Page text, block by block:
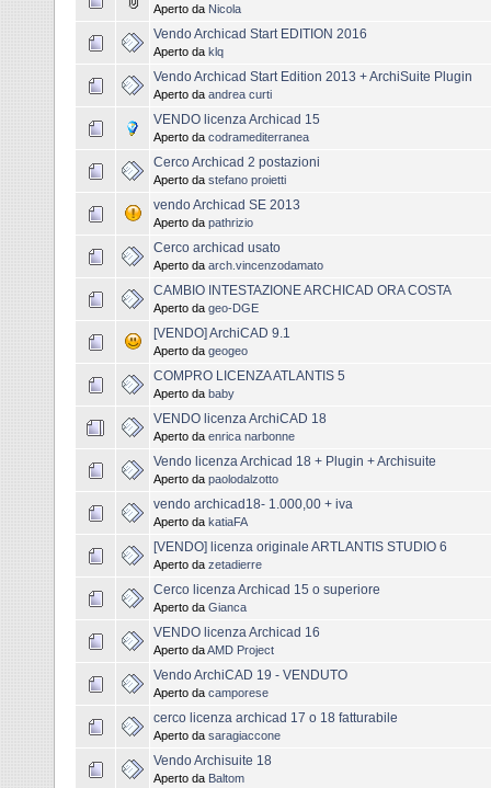
Aperto da Nicola
Vendo Archicad Start EDITION 2016
Aperto da klq
Vendo Archicad Start Edition 2013 + ArchiSuite Plugin
Aperto da andrea curti
VENDO licenza Archicad 15
Aperto da codramediterranea
Cerco Archicad 2 postazioni
Aperto da stefano proietti
vendo Archicad SE 2013
Aperto da pathrizio
Cerco archicad usato
Aperto da arch.vincenzodamato
CAMBIO INTESTAZIONE ARCHICAD ORA COSTA
Aperto da geo-DGE
[VENDO] ArchiCAD 9.1
Aperto da geogeo
COMPRO LICENZA ATLANTIS 5
Aperto da baby
VENDO licenza ArchiCAD 18
Aperto da enrica narbonne
Vendo licenza Archicad 18 + Plugin + Archisuite
Aperto da paolodalzotto
vendo archicad18- 1.000,00 + iva
Aperto da katiaFA
[VENDO] licenza originale ARTLANTIS STUDIO 6
Aperto da zetadierre
Cerco licenza Archicad 15 o superiore
Aperto da Gianca
VENDO licenza Archicad 16
Aperto daAMD Project
Vendo ArchiCAD 19 - VENDUTO
Aperto da camporese
cerco licenza archicad 17 o 18 fatturabile
Aperto da saragiaccone
Vendo Archisuite 18
Aperto da Baltom